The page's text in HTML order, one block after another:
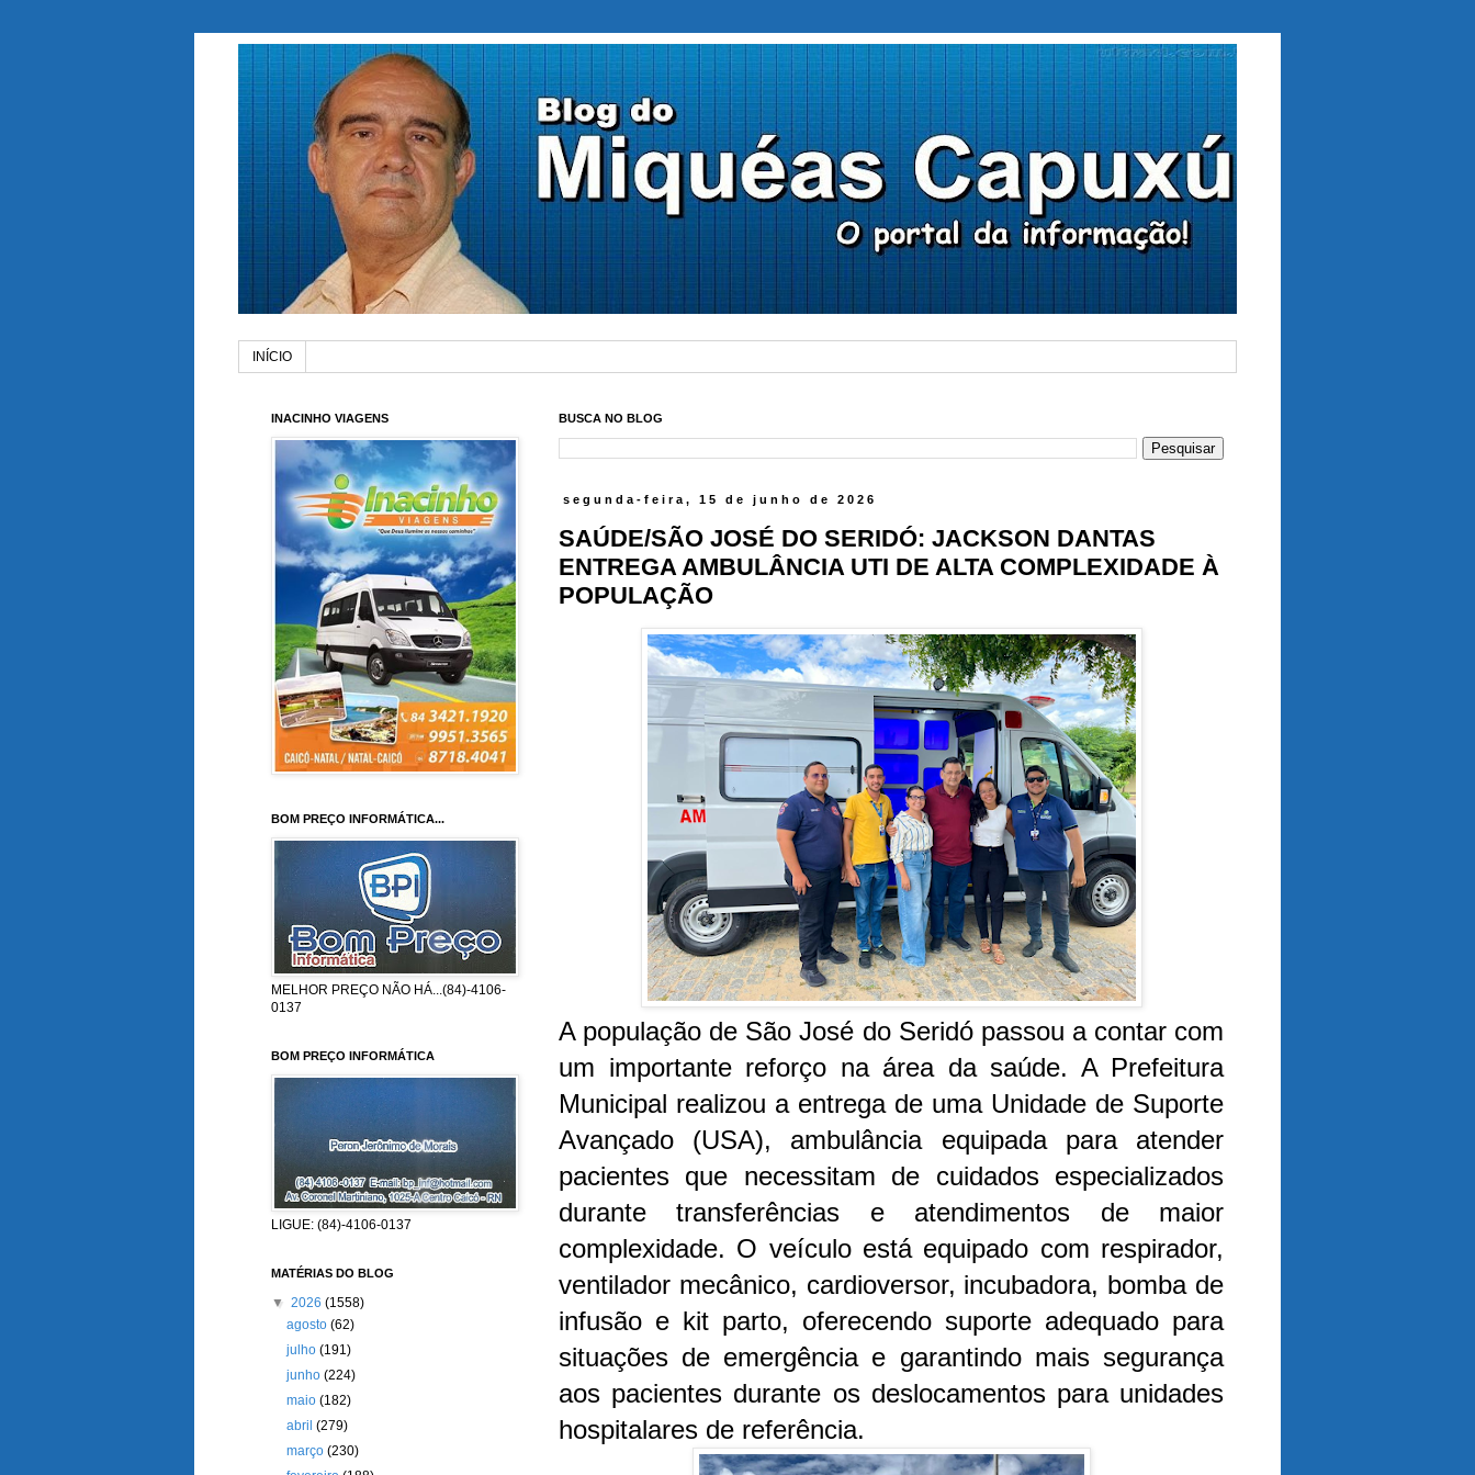
INÍCIO
BUSCA NO BLOG
segunda-feira, 15 de junho de 2026
SAÚDE/SÃO JOSÉ DO SERIDÓ: JACKSON DANTAS
ENTREGA AMBULÂNCIA UTI DE ALTA COMPLEXIDADE À
POPULAÇÃO
A população de São José do Seridó passou a contar com
um importante reforço na área da saúde. A Prefeitura
Municipal realizou a entrega de uma Unidade de Suporte
Avançado (USA), ambulância equipada para atender
pacientes que necessitam de cuidados especializados
durante transferências e atendimentos de maior
complexidade. O veículo está equipado com respirador,
ventilador mecânico, cardioversor, incubadora, bomba de
infusão e kit parto, oferecendo suporte adequado para
situações de emergência e garantindo mais segurança
aos pacientes durante os deslocamentos para unidades
hospitalares de referência.
INACINHO VIAGENS
BOM PREÇO INFORMÁTICA...
MELHOR PREÇO NÃO HÁ...(84)-4106-
0137
BOM PREÇO INFORMÁTICA
LIGUE: (84)-4106-0137
MATÉRIAS DO BLOG
▼ 2026 (1558)
agosto(62)
julho(191)
junho(224)
maio(182)
abril(279)
março(230)